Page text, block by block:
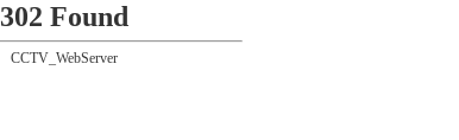
302 Found
CCTV_WebServer